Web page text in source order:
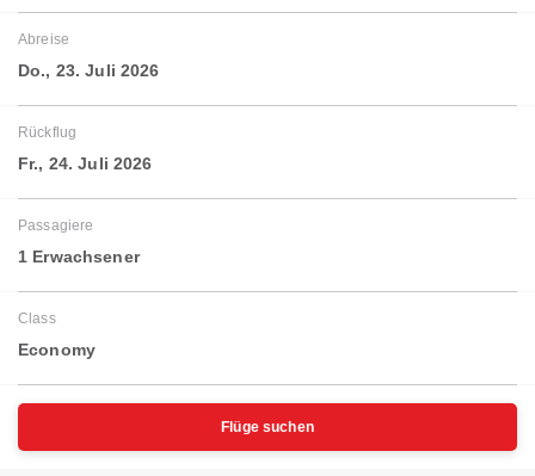
Abreise
Do., 23. Juli 2026
Rückflug
Fr., 24. Juli 2026
Passagiere
1 Erwachsener
Class
Economy
Flüge suchen